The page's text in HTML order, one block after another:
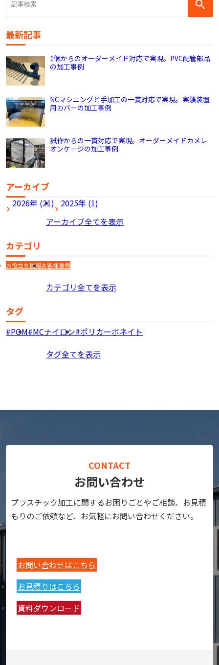
最新記事
1個からのオーダーメイド対応で実現。PVC配管部品
の加工事例
NCマシニングと手加工の一貫対応で実現。実験装置
用カバーの加工事例
試作からの一貫対応で実現。オーダーメイドカメレ
オンケージの加工事例
アーカイブ
2026年 (21)
2025年 (1)
アーカイブ全てを表示
カテゴリ
お役立ち情報お客様事例
カテゴリ全てを表示
タグ
POM MCナイロン ポリカーボネイト
タグ全てを表示
CONTACT
お問い合わせ
プラスチック加工に関するお困りごとやご相談、お見積
もりのご依頼など、お気軽にお問い合わせください。
お問い合わせはこちら
お見積りはこちら
資料ダウンロード